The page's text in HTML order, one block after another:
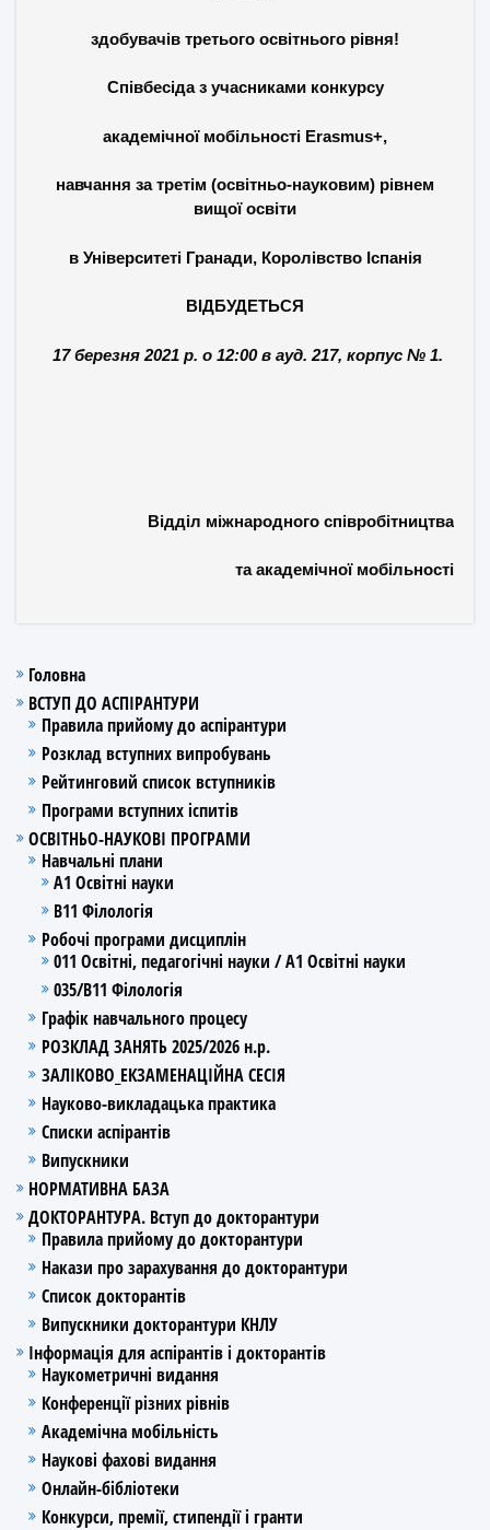
здобувачів третього освітнього рівня!
Співбесіда з учасниками конкурсу
академічної мобільності Erasmus+,
навчання за третім (освітньо-науковим) рівнем
вищої освіти
в Університеті Гранади, Королівство Іспанія
ВІДБУДЕТЬСЯ
17 березня 2021 р. о 12:00 в ауд. 217, корпус № 1.
Відділ міжнародного співробітництва
та академічної мобільності
Головна
ВСТУП ДО АСПІРАНТУРИ
Правила прийому до аспірантури
Розклад вступних випробувань
Рейтинговий список вступників
Програми вступних іспитів
ОСВІТНЬО-НАУКОВІ ПРОГРАМИ
Навчальні плани
А1 Освітні науки
В11 Філологія
Робочі програми дисциплін
011 Освітні, педагогічні науки / А1 Освітні науки
035/В11 Філологія
Графік навчального процесу
РОЗКЛАД ЗАНЯТЬ 2025/2026 н.р.
ЗАЛІКОВО_ЕКЗАМЕНАЦІЙНА СЕСІЯ
Науково-викладацька практика
Списки аспірантів
Випускники
НОРМАТИВНА БАЗА
ДОКТОРАНТУРА. Вступ до докторантури
Правила прийому до докторантури
Накази про зарахування до докторантури
Список докторантів
Випускники докторантури КНЛУ
Інформація для аспірантів і докторантів
Наукометричні видання
Конференції різних рівнів
Академічна мобільність
Наукові фахові видання
Онлайн-бібліотеки
Конкурси, премії, стипендії і гранти